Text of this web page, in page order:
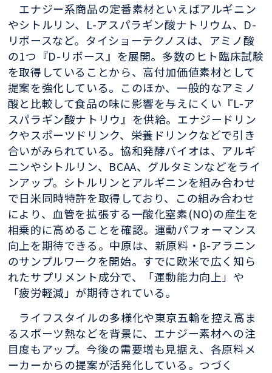
エナジー系商品の定番素材といえばアルギニン
やシトルリン、L-アスパラギン酸ナトリウム、D-
リボースなど。タイショーテクノスは、アミノ酸
の1つ『D-リボース』を展開。多数のヒト臨床試験
を取得していることから、高付加価値素材として
提案を強化している。このほか、一般的なアミノ
酸と比較して食品の味に影響を与えにくい『L-ア
スパラギン酸ナトリウ』を供給。エナジードリン
クやスポーツドリンク、栄養ドリンクなどで引き
合いがみられている。協和発酵バイオは、アルギ
ニンやシトルリン、BCAA、グルタミンなどをライ
ンアップ。シトルリンとアルギニンを組み合わせ
で日米同時特許を取得しており、この組み合わせ
により、血管を拡張する一酸化窒素(NO)の産生を
相乗的に高めることを確認。運動パフォーマンス
向上を期待できる。中原は、新原料・β-アラニン
のサンプルワークを開始。すでに欧米で広く知ら
れたサプリメント成分で、「運動能力向上」や
「疲労軽減」が期待されている。
ライフスタイルの多様化や東京五輪を控え高ま
るスポーツ熱などを背景に、エナジー素材への注
目度もアップ。今後の需要増も見据え、各原料メ
ーカーからの提案が活発化している。つづく